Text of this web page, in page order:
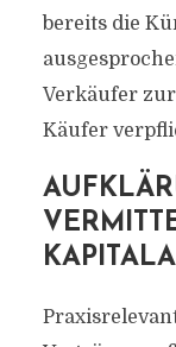
bereits die
Verkäufer
Käufer